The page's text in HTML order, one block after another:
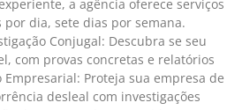
a agência oferece serviços
por dia, sete dias por semana.
Conjugal: Descubra se seu
com provas concretas e relatórios
Proteja sua empresa de
desleal com investigações